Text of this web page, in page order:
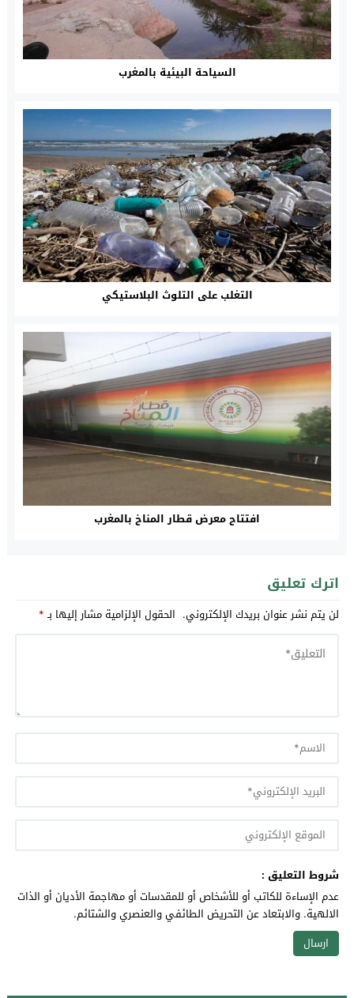
السياحة البيئية بالمغرب
التغلب على التلوث البلاستيكي
افتتاح معرض قطار المناخ بالمغرب
اترك تعليق
لن يتم نشر عنوان بريدك الإلكتروني. الحقول الإلزامية مشار إليها بـ*
شروط التعليق :
عدم الإساءة للكاتب أو للأشخاص أو للمقدسات أو مهاجمة الأديان أو الذات
الالهية. والابتعاد عن التحريض الطائفي والعنصري والشتائم.